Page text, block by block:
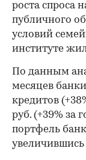
роста спроса
публичного
условий
институте
По данным
месяцев
кредитов
руб. (+39% за
портфель
увеличившись